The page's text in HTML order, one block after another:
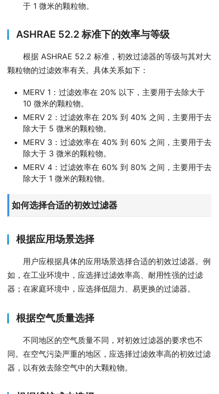
于 1 微米的颗粒物。
ASHRAE 52.2 标准下的效率与等级
根据 ASHRAE 52.2 标准，初效过滤器的等级与其对大
颗粒物的过滤效率有关。具体关系如下：
MERV 1：过滤效率在 20% 以下，主要用于去除大于
10 微米的颗粒物。
MERV 2：过滤效率在 20% 到 40% 之间，主要用于去
除大于 5 微米的颗粒物。
MERV 3：过滤效率在 40% 到 60% 之间，主要用于去
除大于 3 微米的颗粒物。
MERV 4：过滤效率在 60% 到 80% 之间，主要用于去
除大于 1 微米的颗粒物。
如何选择合适的初效过滤器
根据应用场景选择
用户应根据具体的应用场景选择合适的初效过滤器。例
如，在工业环境中，应选择过滤效率高、耐用性强的过滤
器；在家庭环境中，应选择低阻力、易更换的过滤器。
根据空气质量选择
不同地区的空气质量不同，对初效过滤器的要求也不
同。在空气污染严重的地区，应选择过滤效率高的初效过滤
器，以有效去除空气中的大颗粒物。